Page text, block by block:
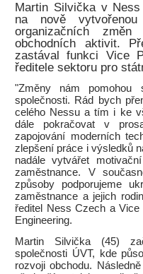
Martin Silvička v
na nově
organizačních
obchodních aktivit.
zastával funkci Vice
ředitele sektoru pro
"Změny nám pomohou
společnosti. Rád bych
celého Nessu a tím i ke
dále pokračovat v
zapojování moderních
zlepšení práce i výsledků
nadále vytvářet
zaměstnance. V
způsoby podporujeme
zaměstnance a jejich
ředitel Ness Czech a
Engineering.
Martin Silvička (45)
společnosti ÚVT, kde
rozvoji obchodu.